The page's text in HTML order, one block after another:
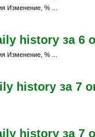
Изменение, % ...
history за 6
Изменение, % ...
history за 7
history за 7